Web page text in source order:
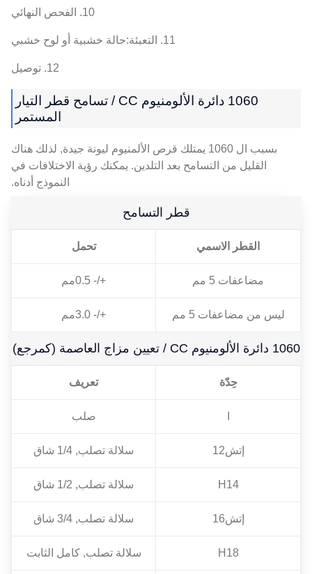
10. الفحص النهائي
11. التعبئة:حالة خشبية أو لوح خشبي
12. توصيل
1060 دائرة الألومنيوم CC / تسامح قطر التيار
المستمر
بسبب ال 1060 يمتلك قرص الألمنيوم ليونة جيدة, لذلك هناك
القليل من التسامح بعد التلدين. يمكنك رؤية الاختلافات في
النموذج أدناه.
قطر التسامح
القطر الاسمي تحمل
مضاعفات 5 مم +/- 0.5مم
ليس من مضاعفات 5 مم +/- 3.0مم
1060 دائرة الألومنيوم CC / تعيين مزاج العاصمة (كمرجع)
حِدّة تعريف
صلب
إتش12 سلالة تصلب, 1/4 شاق
H14 سلالة تصلب, 1/2 شاق
إتش16 سلالة تصلب, 3/4 شاق
H18 سلالة تصلب, كامل الثابت